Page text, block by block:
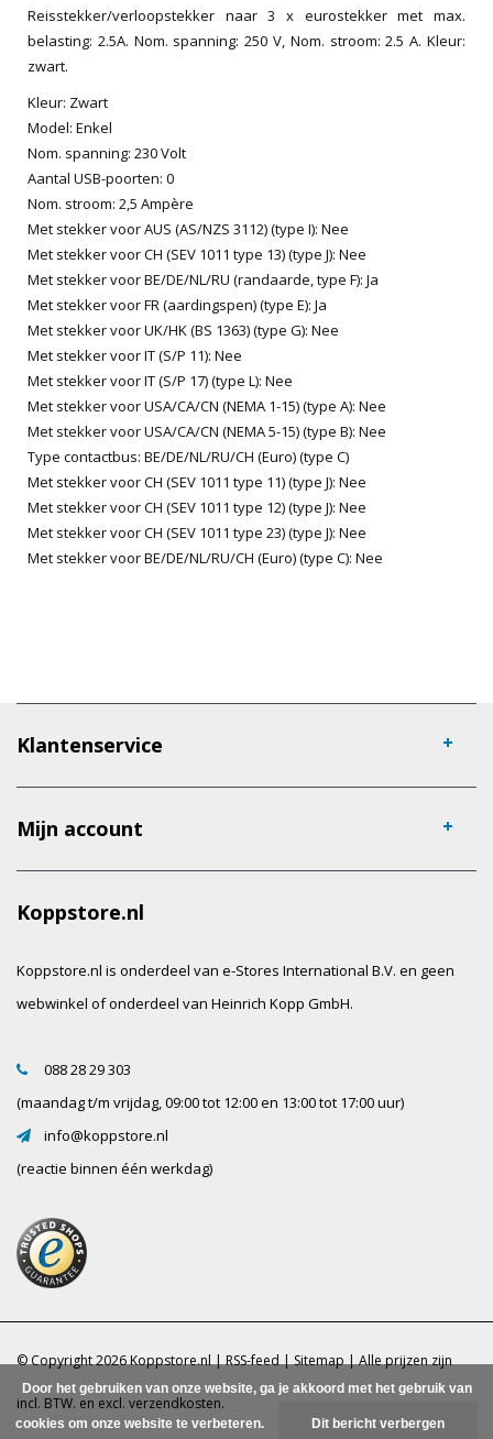
Reisstekker/verloopstekker naar 3 x eurostekker met max.
belasting: 2.5A. Nom. spanning: 250 V, Nom. stroom: 2.5 A. Kleur:
zwart.
Kleur: Zwart
Model: Enkel
Nom. spanning: 230 Volt
Aantal USB-poorten: 0
Nom. stroom: 2,5 Ampère
Met stekker voor AUS (AS/NZS 3112) (type I): Nee
Met stekker voor CH (SEV 1011 type 13) (type J): Nee
Met stekker voor BE/DE/NL/RU (randaarde, type F): Ja
Met stekker voor FR (aardingspen) (type E): Ja
Met stekker voor UK/HK (BS 1363) (type G): Nee
Met stekker voor IT (S/P 11): Nee
Met stekker voor IT (S/P 17) (type L): Nee
Met stekker voor USA/CA/CN (NEMA 1-15) (type A): Nee
Met stekker voor USA/CA/CN (NEMA 5-15) (type B): Nee
Type contactbus: BE/DE/NL/RU/CH (Euro) (type C)
Met stekker voor CH (SEV 1011 type 11) (type J): Nee
Met stekker voor CH (SEV 1011 type 12) (type J): Nee
Met stekker voor CH (SEV 1011 type 23) (type J): Nee
Met stekker voor BE/DE/NL/RU/CH (Euro) (type C): Nee
Klantenservice
Mijn account
Koppstore.nl
Koppstore.nl is onderdeel van e-Stores International B.V. en geen
webwinkel of onderdeel van Heinrich Kopp GmbH.
088 28 29 303
(maandag t/m vrijdag, 09:00 tot 12:00 en 13:00 tot 17:00 uur)
info@koppstore.nl
(reactie binnen één werkdag)
© Copyright 2026 Koppstore.nl |RSS-feed|Sitemap| Alle prijzen zijn
incl. BTW. en excl. verzendkosten.
Door het gebruiken van onze website, ga je akkoord met het gebruik van
cookies om onze website te verbeteren. Dit bericht verbergen